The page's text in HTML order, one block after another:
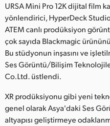
Italy
Japan
Mexico
Netherlands
URSA Mini Pro 12K dijital film
yönlendirici, HyperDeck Studio
ATEM canlı prodüksiyon
çok sayıda Blackmagic
Bu stüdyonun inşasını ve
Ses Görüntü/Bilişim
Co.Ltd. üstlendi.
XR prodüksiyonu gibi yeni
genel olarak Asya'daki Ses
altyapısı geliştirmeye